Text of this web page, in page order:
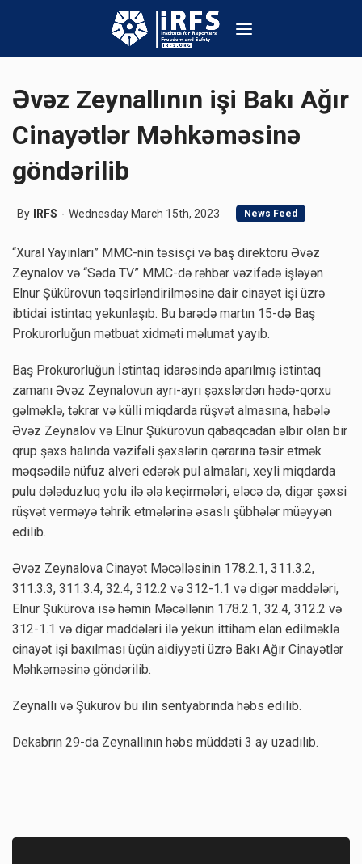
Əvəz Zeynallının işi Bakı Ağır
Cinayətlər Məhkəməsinə
göndərilib
By IRFS Wednesday March 15th, 2023 News Feed
“Xural Yayınları” MMC-nin təsisçi və baş direktoru Əvəz
Zeynalov və “Səda TV” MMC-də rəhbər vəzifədə işləyən
Elnur Şükürovun təqsirləndirilməsinə dair cinayət işi üzrə
ibtidai istintaq yekunlaşıb. Bu barədə martın 15-də Baş
Prokurorluğun mətbuat xidməti məlumat yayıb.
Baş Prokurorluğun İstintaq idarəsində aparılmış istintaq
zamanı Əvəz Zeynalovun ayrı-ayrı şəxslərdən hədə-qorxu
gəlməklə, təkrar və külli miqdarda rüşvət almasına, habələ
Əvəz Zeynalov və Elnur Şükürovun qabaqcadan əlbir olan bir
qrup şəxs halında vəzifəli şəxslərin qərarına təsir etmək
məqsədilə nüfuz alveri edərək pul almaları, xeyli miqdarda
pulu dələduzluq yolu ilə ələ keçirmələri, eləcə də, digər şəxsi
rüşvət verməyə təhrik etmələrinə əsaslı şübhələr müəyyən
edilib.
Əvəz Zeynalova Cinayət Məcəlləsinin 178.2.1, 311.3.2,
311.3.3, 311.3.4, 32.4, 312.2 və 312-1.1 və digər maddələri,
Elnur Şükürova isə həmin Məcəllənin 178.2.1, 32.4, 312.2 və
312-1.1 və digər maddələri ilə yekun ittiham elan edilməklə
cinayət işi baxılması üçün aidiyyəti üzrə Bakı Ağır Cinayətlər
Məhkəməsinə göndərilib.
Zeynallı və Şükürov bu ilin sentyabrında həbs edilib.
Dekabrın 29-da Zeynallının həbs müddəti 3 ay uzadılıb.